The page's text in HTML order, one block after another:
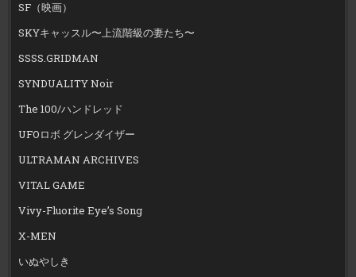
SF（映画）
SKYキャッスル〜上流階級の妻たち〜
SSSS.GRIDMAN
SYNDUALITY Noir
The 100/ハンドレッド
UFOロボ グレンダイザー
ULTRAMAN ARCHIVES
VITAL GAME
Vivy-Fluorite Eye’s Song
X-MEN
いぬやしき